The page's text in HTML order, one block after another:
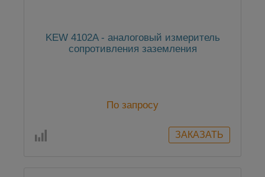
KEW 4102A - аналоговый измеритель
сопротивления заземления
По запросу